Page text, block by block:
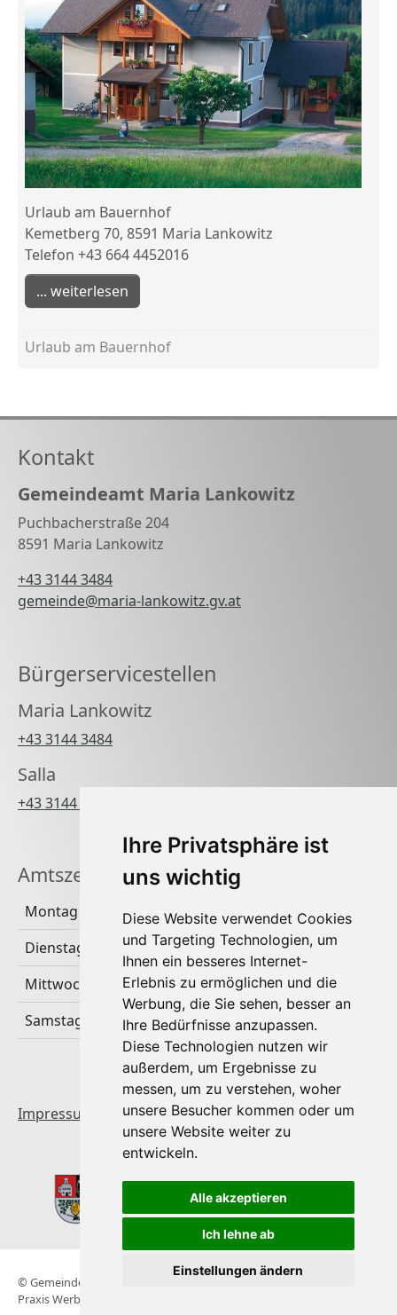
Ihre Privatsphäre ist
uns wichtig
Diese Website verwendet Cookies
und Targeting Technologien, um
Ihnen ein besseres Internet-
Erlebnis zu ermöglichen und die
Werbung, die Sie sehen, besser an
Ihre Bedürfnisse anzupassen.
Diese Technologien nutzen wir
außerdem, um Ergebnisse zu
messen, um zu verstehen, woher
unsere Besucher kommen oder um
unsere Website weiter zu
entwickeln.
Alle akzeptieren
Ich lehne ab
Einstellungen ändern
Urlaub am Bauernhof
Kemetberg 70, 8591 Maria Lankowitz
Telefon +43 664 4452016
weiterlesen
Urlaub am Bauernhof
Kontakt
Gemeindeamt Maria Lankowitz
Puchbacherstraße 204
8591 Maria Lankowitz
+43 3144 3484
gemeinde@maria-lankowitz.gv.at
Bürgerservicestellen
Maria Lankowitz
+43 3144 3484
Salla
+43 3144 3484 270
Amtszeiten
Montag
Dienstag & Donnerstag
Mittwoch & Freitag
Samstag & Sonntag
Impressum & Datenschutz|Startseite
© Gemeinde Maria Lankowitz 2026 | Konzeption & Design Kreativ-
Praxis Werbeagentur